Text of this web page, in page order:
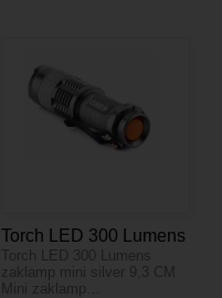
Torch LED 300 Lumens
zaklamp mini silver 9,3
CM
Torch LED 300 Lumens
zaklamp mini silver 9,3 CM
Mini zaklamp…